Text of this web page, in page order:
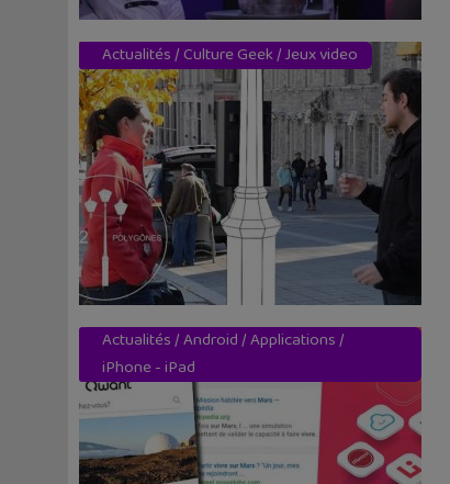
Actualités/ Culture Geek/Jeux video
Actualités/Android/Applications/
iPhone - iPad